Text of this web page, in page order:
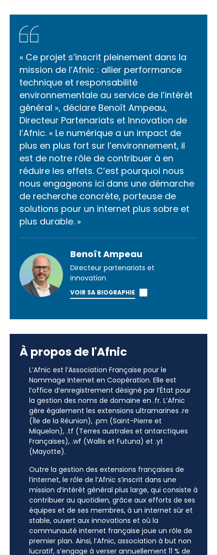
« Ce projet s’inscrit pleinement dans la
mission de l’Afnic : allier performance
technique et responsabilité
environnementale au service de l’intérêt
général », déclare Benoît Ampeau,
Directeur Partenariats et Innovation de
l’Afnic. « Le numérique a un impact de
plus en plus fort sur l’environnement, il
est de notre rôle de contribuer à en
réduire les effets. C’est pourquoi nous
nous engageons ici dans une démarche
de recherche concrète, porteuse de
solutions pour un internet plus sobre et
plus durable. »
Benoît Ampeau
Directeur partenariats et
innovation
VOIR SA BIOGRAPHIE
À propos de l'Afnic
L’Afnic est l’Association Française pour le
Nommage Internet en Coopération. Elle est
l’office d’enregistrement désigné par l’État pour
la gestion des noms de domaine en .fr. L’Afnic
gère également les extensions ultramarines .re
(Île de la Réunion), .pm (Saint-Pierre et
Miquelon), .tf (Terres australes et antarctiques
Françaises), .wf (Wallis et Futuna) et .yt
(Mayotte).
Outre la gestion des extensions françaises de
l’internet, le rôle de l’Afnic s’inscrit dans une
mission d’intérêt général plus large, qui consiste à
contribuer au quotidien, grâce aux efforts de ses
équipes et de ses membres, à un internet sûr et
stable, ouvert aux innovations et où la
communauté internet française joue un rôle de
premier plan. Ainsi, l’Afnic, association à but non
lucratif, s’engage à verser annuellement 11 % de